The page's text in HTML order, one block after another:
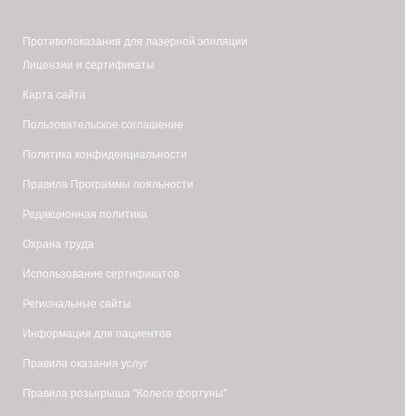
Противопоказания для лазерной эпиляции
Лицензии и сертификаты
Карта сайта
Пользовательское соглашение
Политика конфиденциальности
Правила Программы лояльности
Редакционная политика
Охрана труда
Использование сертификатов
Региональные сайты
Информация для пациентов
Правила оказания услуг
Правила розыгрыша "Колесо фортуны"